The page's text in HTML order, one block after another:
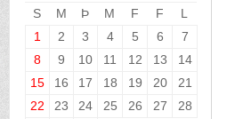
S
M Þ M F F
L
1
2 3 4 5 6
7
8
9 10 11 12 13
14
15
16 17 18 19 20
21
22
23 24 25 26 27
28